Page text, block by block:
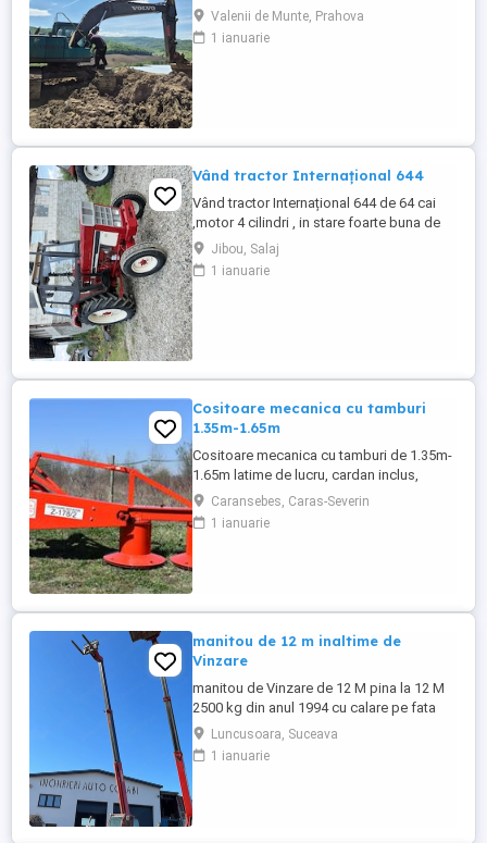
are cupla hidarulica rapida, linii hidraulice
auxiliare pentru picon, foarfeca, etc.
Motorul este Deutz-Volvo cu racire pe
Valenii de Munte, Prahova
1 ianuarie
Vând tractor Internațional 644
Vând tractor Internațional 644 de 64 cai
,motor 4 cilindri , in stare foarte buna de
functionare, cutie de viteze mecanica cu 2
manete ,ambreiaj priza, cauciucuri in stare
bună ,fara defecte, revizie facuta,
Jibou, Salaj
1 ianuarie
Cositoare mecanica cu tamburi
1.35m-1.65m
Cositoare mecanica cu tamburi de 1.35m-
1.65m latime de lucru, cardan inclus,
prelata, cheie de cutite Transport in toate
judetele
Caransebes, Caras-Severin
1 ianuarie
manitou de 12 m inaltime de
Vinzare
manitou de Vinzare de 12 M pina la 12 M
2500 kg din anul 1994 cu calare pe fata
greutate lui 9500 kg utilajul este in
Luncusoara Jud Suceava in stare buna de
Functionare se vinde doar cu Furci pt
Luncusoara, Suceava
1 ianuarie